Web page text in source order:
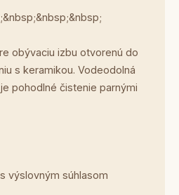
obývaciu izbu otvorenú do
s keramikou. Vodeodolná
pohodlné čistenie parnými
výslovným súhlasom